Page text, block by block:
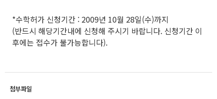
*수학허가 신청기간 : 2009년 10월 28일(수)까지
(반드시 해당기간내에 신청해 주시기 바랍니다. 신청기간 이
후에는 접수가 불가능합니다).